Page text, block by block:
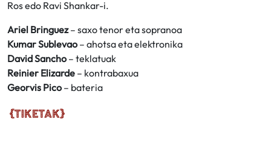
Ros edo Ravi Shankar-i.
Ariel Bringuez– saxo tenor eta sopranoa
Kumar Sublevao– ahotsa eta elektronika
David Sancho– teklatuak
Reinier Elizarde – kontrabaxua
Georvis Pico– bateria